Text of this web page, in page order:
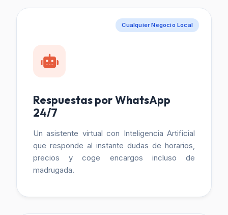
Cualquier Negocio Local
Respuestas por WhatsApp
24/7
Un asistente virtual con Inteligencia Artificial
que responde al instante dudas de horarios,
precios y coge encargos incluso de
madrugada.